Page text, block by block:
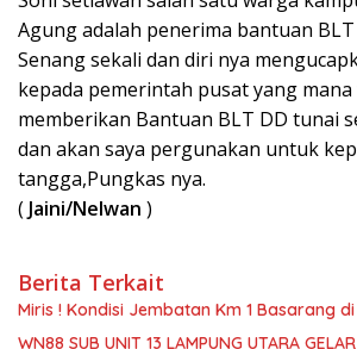
Agung adalah penerima bantuan
Senang sekali dan diri nya
kepada pemerintah pusat yang
memberikan Bantuan BLT DD tunai
dan akan saya pergunakan untuk
tangga,Pungkas nya.
( Jaini/Nelwan )
Berita Terkait
Miris ! Kondisi Jembatan Km 1 Basarang
WN88 SUB UNIT 13 LAMPUNG UTARA